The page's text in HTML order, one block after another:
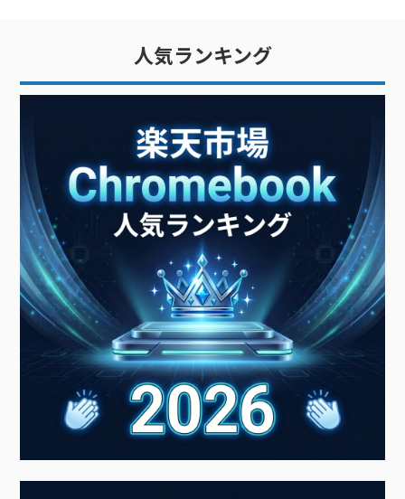
トは「タッチ操作中心の板型デ
バイス」です。文字入力が多い
ン（PC）」です。広い意味での
PC（パーソナルコンピュータ
ー）
人気ランキング